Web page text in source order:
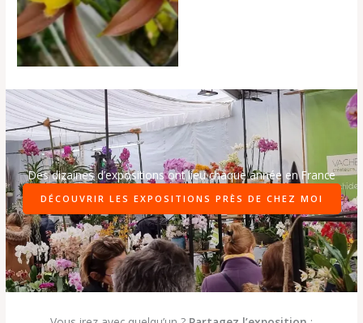
Des dizaines d’expositions ont lieu chaque année en France
DÉCOUVRIR LES EXPOSITIONS PRÈS DE CHEZ MOI